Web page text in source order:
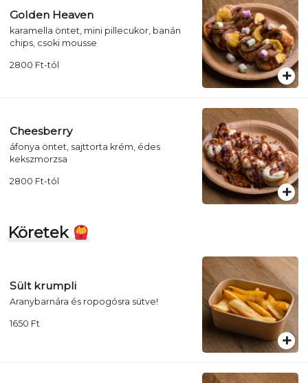
Golden Heaven
karamella öntet, mini pillecukor, banán
chips, csoki mousse
2800 Ft-tól
Cheesberry
áfonya öntet, sajttorta krém, édes
kekszmorzsa
2800 Ft-tól
Köretek
Sült krumpli
Aranybarnára és ropogósra sütve!
1650 Ft